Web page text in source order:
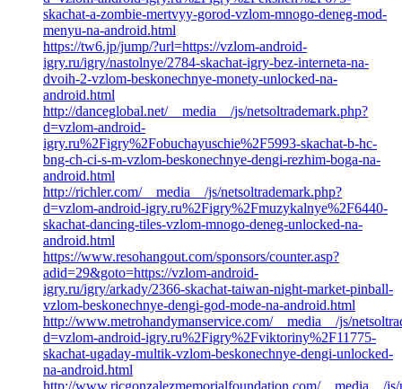
skachat-a-zombie-mertvyy-gorod-vzlom-mnogo-deneg-mod-
menyu-na-android.html
https://tw6.jp/jump/?url=https://vzlom-android-
igry.ru/igry/nastolnye/2784-skachat-igry-bez-interneta-na-
dvoih-2-vzlom-beskonechnye-monety-unlocked-na-
android.html
http://danceglobal.net/__media__/js/netsoltrademark.php?
d=vzlom-android-
igry.ru%2Figry%2Fobuchayuschie%2F5993-skachat-b-hc-
bng-ch-ci-s-m-vzlom-beskonechnye-dengi-rezhim-boga-na-
android.html
http://richler.com/__media__/js/netsoltrademark.php?
d=vzlom-android-igry.ru%2Figry%2Fmuzykalnye%2F6440-
skachat-dancing-tiles-vzlom-mnogo-deneg-unlocked-na-
android.html
https://www.resohangout.com/sponsors/counter.asp?
adid=29&goto=https://vzlom-android-
igry.ru/igry/arkady/2366-skachat-taiwan-night-market-pinball-
vzlom-beskonechnye-dengi-god-mode-na-android.html
http://www.metrohandymanservice.com/__media__/js/
d=vzlom-android-igry.ru%2Figry%2Fviktoriny%2F11775-
skachat-ugaday-multik-vzlom-beskonechnye-dengi-unlocked-
na-android.html
http://www.ricgonzalezmemorialfoundation.com/__media__/js/